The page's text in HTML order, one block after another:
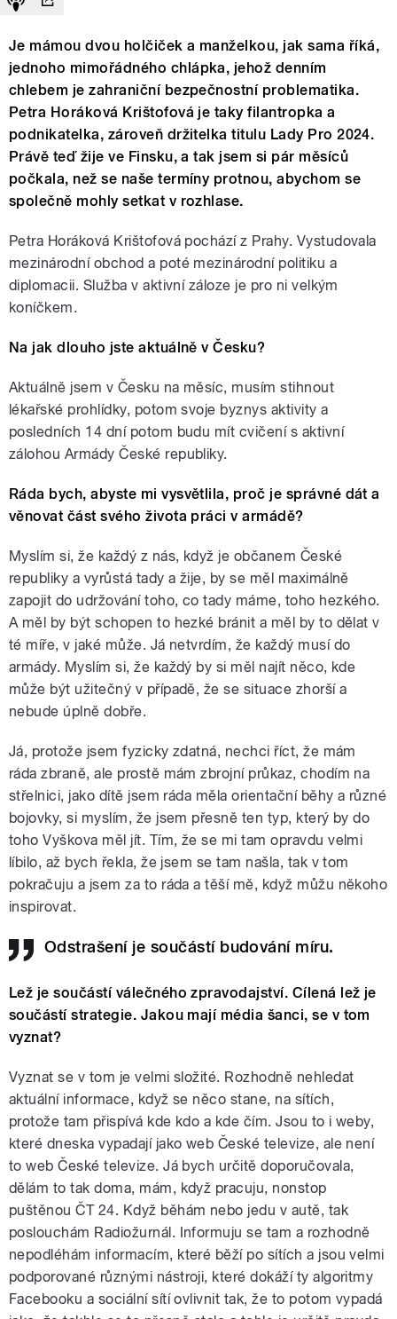
Je mámou dvou holčiček a manželkou, jak sama říká,
jednoho mimořádného chlápka, jehož denním
chlebem je zahraniční bezpečnostní problematika.
Petra Horáková Krištofová je taky filantropka a
podnikatelka, zároveň držitelka titulu Lady Pro 2024.
Právě teď žije ve Finsku, a tak jsem si pár měsíců
počkala, než se naše termíny protnou, abychom se
společně mohly setkat v rozhlase.
Petra Horáková Krištofová pochází z Prahy. Vystudovala
mezinárodní obchod a poté mezinárodní politiku a
diplomacii. Služba v aktivní záloze je pro ni velkým
koníčkem.
Na jak dlouho jste aktuálně v Česku?
Aktuálně jsem v Česku na měsíc, musím stihnout
lékařské prohlídky, potom svoje byznys aktivity a
posledních 14 dní potom budu mít cvičení s aktivní
zálohou Armády České republiky.
Ráda bych, abyste mi vysvětlila, proč je správné dát a
věnovat část svého života práci v armádě?
Myslím si, že každý z nás, když je občanem České
republiky a vyrůstá tady a žije, by se měl maximálně
zapojit do udržování toho, co tady máme, toho hezkého.
A měl by být schopen to hezké bránit a měl by to dělat v
té míře, v jaké může. Já netvrdím, že každý musí do
armády. Myslím si, že každý by si měl najít něco, kde
může být užitečný v případě, že se situace zhorší a
nebude úplně dobře.
Já, protože jsem fyzicky zdatná, nechci říct, že mám
ráda zbraně, ale prostě mám zbrojní průkaz, chodím na
střelnici, jako dítě jsem ráda měla orientační běhy a různé
bojovky, si myslím, že jsem přesně ten typ, který by do
toho Vyškova měl jít. Tím, že se mi tam opravdu velmi
líbilo, až bych řekla, že jsem se tam našla, tak v tom
pokračuju a jsem za to ráda a těší mě, když můžu někoho
inspirovat.
Odstrašení je součástí budování míru.
Lež je součástí válečného zpravodajství. Cílená lež je
součástí strategie. Jakou mají média šanci, se v tom
vyznat?
Vyznat se v tom je velmi složité. Rozhodně nehledat
aktuální informace, když se něco stane, na sítích,
protože tam přispívá kde kdo a kde čím. Jsou to i weby,
které dneska vypadají jako web České televize, ale není
to web České televize. Já bych určitě doporučovala,
dělám to tak doma, mám, když pracuju, nonstop
puštěnou ČT 24. Když běhám nebo jedu v autě, tak
poslouchám Radiožurnál. Informuju se tam a rozhodně
nepodléhám informacím, které běží po sítích a jsou velmi
podporované různými nástroji, které dokáží ty algoritmy
Facebooku a sociální sítí ovlivnit tak, že to potom vypadá